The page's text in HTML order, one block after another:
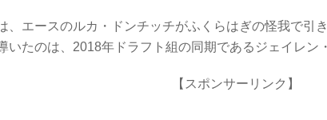
ot
e
、エースのルカ・ドンチッチがふくらはぎの怪我で引
いたのは、2018年ドラフト組の同期であるジェイレン
【スポンサーリンク】